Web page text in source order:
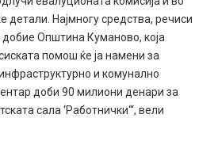
Најмногу средства, речиси
Општина Куманово, која
помош ќе ја намени за
и комунално
доби 90 милиони денари за
сала ‘Работнички‘“, вели